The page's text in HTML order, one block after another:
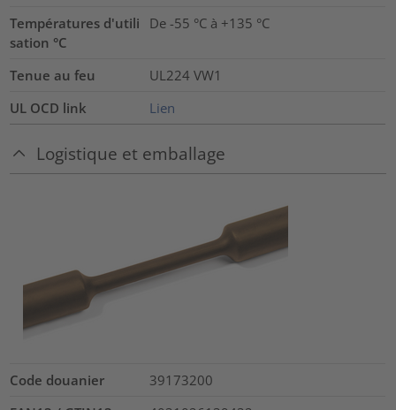
Températures d'utili
sation °C
De -55 °C à +135 °C
Tenue au feu
UL224 VW1
UL OCD link
Lien
Logistique et emballage
Code douanier
39173200